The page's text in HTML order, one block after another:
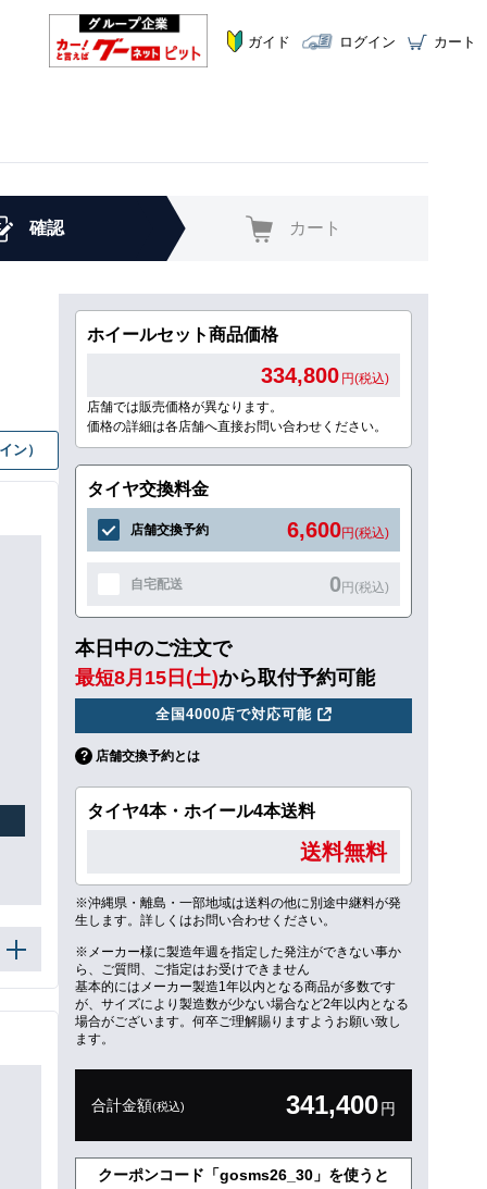
ガイド ログイン カート
確認 カート
ン）
ホイールセット商品価格
334,800 円(税込)
店舗では販売価格が異なります。
価格の詳細は各店舗へ直接お問い合わせください。
タイヤ交換料金
店舗交換予約 6,600円(税込)
自宅配送 0円(税込)
本日中のご注文で
最短8月15日(土)から取付予約可能
全国4000店で対応可能
店舗交換予約とは
タイヤ4本・ホイール4本送料
送料無料
※沖縄県・離島・一部地域は送料の他に別途中継料が発
生します。詳しくはお問い合わせください。
※メーカー様に製造年週を指定した発注ができない事か
ら、ご質問、ご指定はお受けできません
基本的にはメーカー製造1年以内となる商品が多数です
が、サイズにより製造数が少ない場合など2年以内となる
場合がございます。何卒ご理解賜りますようお願い致し
ます。
合計金額(税込) 341,400円
クーポンコード「gosms26_30」を使うと